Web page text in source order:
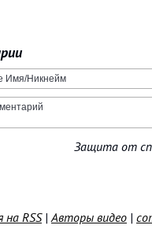
Защита от
на RSS|Авторы видео |